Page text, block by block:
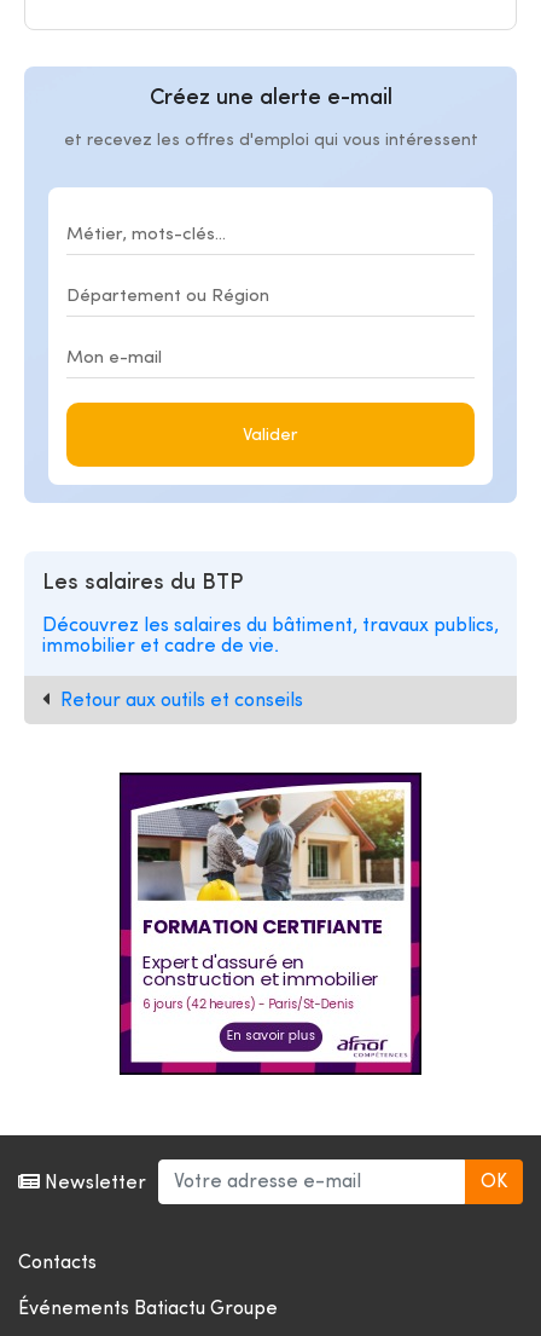
Créez une alerte e-mail
et recevez les offres d'emploi qui vous intéressent
Valider
Les salaires du BTP
Découvrez les salaires du bâtiment, travaux publics,
immobilier et cadre de vie.
Retour aux outils et conseils
Newsletter
Contacts
Événements Batiactu Groupe